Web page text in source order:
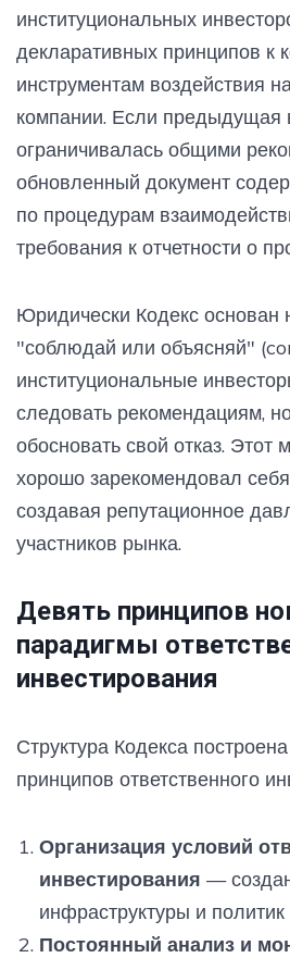
институциональных
декларативных принципов к
инструментам воздействия
компании. Если предыдущая
ограничивалась общими
обновленный документ
по процедурам
требования к отчетности о
Юридически Кодекс основан
"соблюдай или объясняй"
институциональные
следовать рекомендациям,
обосновать свой отказ. Этот
хорошо зарекомендовал
создавая репутационное
участников рынка.
Девять принципов
парадигмы
инвестирования
Структура Кодекса
принципов ответственного
Организация условий
инвестирования —
инфраструктуры и политик
Постоянный анализ и